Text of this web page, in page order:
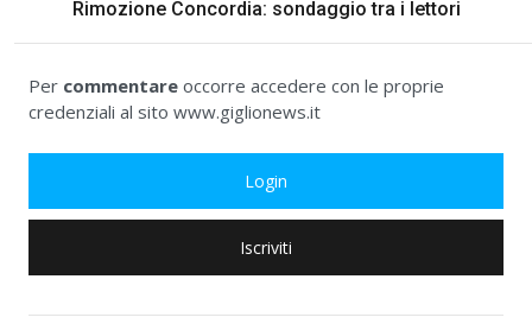
Rimozione Concordia: sondaggio tra i lettori
Per commentare occorre accedere con le proprie
credenziali al sito www.giglionews.it
Login
Iscriviti